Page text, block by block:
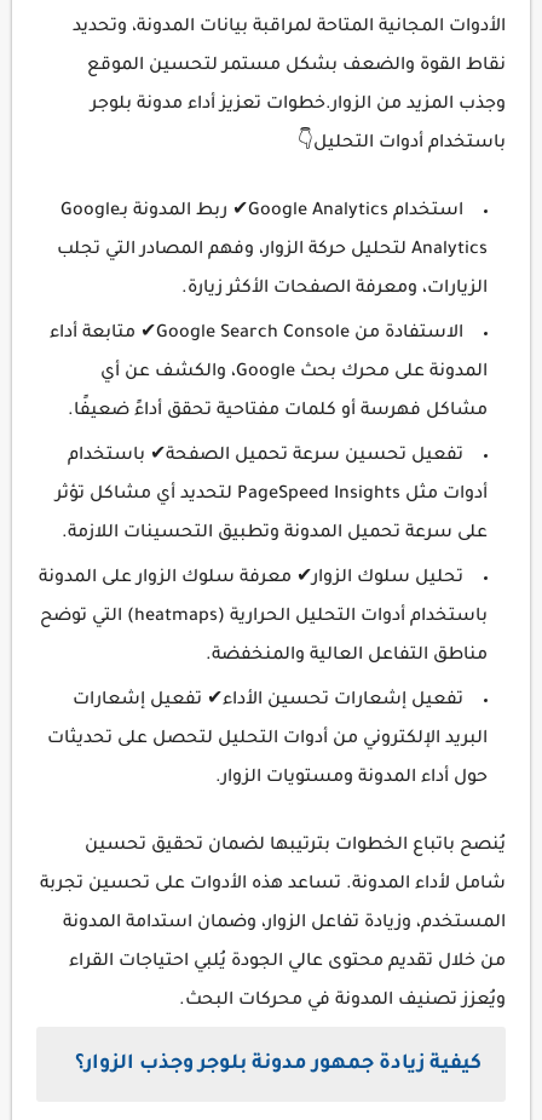
الأدوات المجانية المتاحة لمراقبة بيانات المدونة، وتحديد
نقاط القوة والضعف بشكل مستمر لتحسين الموقع
وجذب المزيد من الزوار.خطوات تعزيز أداء مدونة بلوجر
باستخدام أدوات التحليل👇
استخدام Google Analytics✔ ربط المدونة بـGoogle
Analytics لتحليل حركة الزوار، وفهم المصادر التي تجلب
الزيارات، ومعرفة الصفحات الأكثر زيارة.
الاستفادة من Google Search Console✔ متابعة أداء
المدونة على محرك بحث Google، والكشف عن أي
مشاكل فهرسة أو كلمات مفتاحية تحقق أداءً ضعيفًا.
تفعيل تحسين سرعة تحميل الصفحة✔ باستخدام
أدوات مثل PageSpeed Insights لتحديد أي مشاكل تؤثر
على سرعة تحميل المدونة وتطبيق التحسينات اللازمة.
تحليل سلوك الزوار✔ معرفة سلوك الزوار على المدونة
باستخدام أدوات التحليل الحرارية (heatmaps) التي توضح
مناطق التفاعل العالية والمنخفضة.
تفعيل إشعارات تحسين الأداء✔ تفعيل إشعارات
البريد الإلكتروني من أدوات التحليل لتحصل على تحديثات
حول أداء المدونة ومستويات الزوار.
يُنصح باتباع الخطوات بترتيبها لضمان تحقيق تحسين
شامل لأداء المدونة. تساعد هذه الأدوات على تحسين تجربة
المستخدم، وزيادة تفاعل الزوار، وضمان استدامة المدونة
من خلال تقديم محتوى عالي الجودة يُلبي احتياجات القراء
ويُعزز تصنيف المدونة في محركات البحث.
كيفية زيادة جمهور مدونة بلوجر وجذب الزوار؟